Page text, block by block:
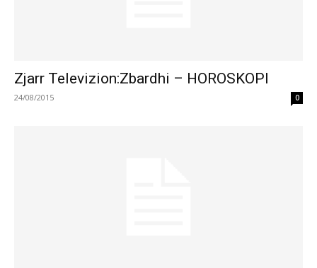
Zjarr Televizion:Zbardhi – HOROSKOPI
24/08/2015 0